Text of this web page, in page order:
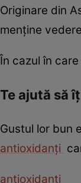
Originare din
menţine
În cazul în
Te ajută să
Gustul lor bun
antioxidanţi
antioxidanţi